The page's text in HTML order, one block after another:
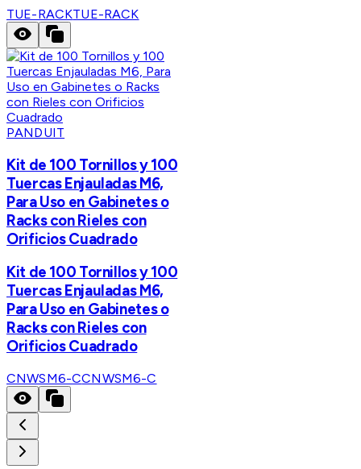
TUE-RACKTUE-RACK
PANDUIT
Kit de 100 Tornillos y 100
Tuercas Enjauladas M6,
Para Uso en Gabinetes o
Racks con Rieles con
Orificios Cuadrado
Kit de 100 Tornillos y 100
Tuercas Enjauladas M6,
Para Uso en Gabinetes o
Racks con Rieles con
Orificios Cuadrado
CNWSM6-CCNWSM6-C